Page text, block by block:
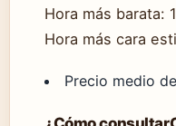
Hora más barata:
Hora más cara
Precio medio